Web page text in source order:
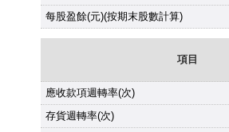
每股盈餘(元)(按期末股數計算)
項目
應收款項週轉率(次)
存貨週轉率(次)